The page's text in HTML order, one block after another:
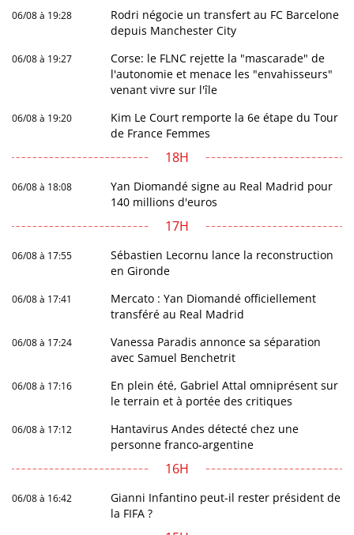
06/08 à 19:28
Rodri négocie un transfert au FC Barcelone
depuis Manchester City
06/08 à 19:27
Corse: le FLNC rejette la "mascarade" de
l'autonomie et menace les "envahisseurs"
venant vivre sur l'île
06/08 à 19:20
Kim Le Court remporte la 6e étape du Tour
de France Femmes
18H
06/08 à 18:08
Yan Diomandé signe au Real Madrid pour
140 millions d'euros
17H
06/08 à 17:55
Sébastien Lecornu lance la reconstruction
en Gironde
06/08 à 17:41
Mercato : Yan Diomandé officiellement
transféré au Real Madrid
06/08 à 17:24
Vanessa Paradis annonce sa séparation
avec Samuel Benchetrit
06/08 à 17:16
En plein été, Gabriel Attal omniprésent sur
le terrain et à portée des critiques
06/08 à 17:12
Hantavirus Andes détecté chez une
personne franco-argentine
16H
06/08 à 16:42
Gianni Infantino peut-il rester président de
la FIFA ?